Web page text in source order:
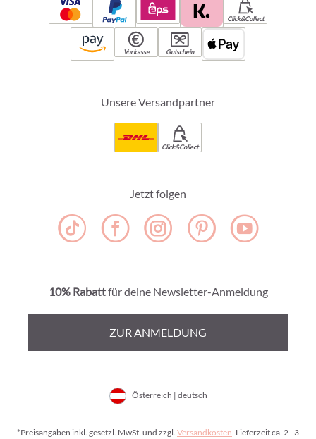
Click&Collect
Vorkasse Gutschein
Unsere Versandpartner
Click&Collect
Jetzt folgen
10% Rabattfür deine Newsletter-Anmeldung
ZUR ANMELDUNG
Österreich | deutsch
*Preisangaben inkl. gesetzl. MwSt. und zzgl. Versandkosten. Lieferzeit ca. 2 - 3